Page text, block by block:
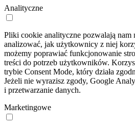
Analityczne
Pliki cookie analityczne pozwalają nam
analizować, jak użytkownicy z niej
możemy poprawiać funkcjonowanie
treści do potrzeb użytkowników.
trybie Consent Mode, który działa
Jeżeli nie wyrazisz zgody, Google
i przetwarzanie danych.
Marketingowe